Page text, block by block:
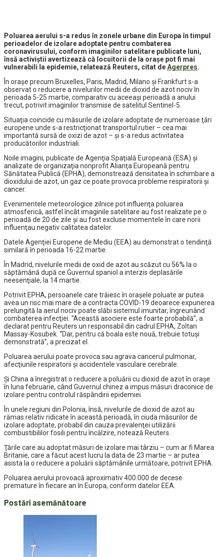
Poluarea aerului s-a redus în zonele urbane din Europa în timpul
perioadelor de izolare adoptate pentru combaterea
coronavirusului, conform imaginilor satelitare publicate luni,
însă activiştii avertizează că locuitorii de la oraşe pot fi mai
vulnerabili la epidemie, relatează Reuters, citat deAgerpres.
În oraşe precum Bruxelles, Paris, Madrid, Milano şi Frankfurt s-a
observat o reducere a nivelurilor medii de dioxid de azot nociv în
perioada 5-25 martie, comparativ cu aceeaşi perioadă a anului
trecut, potrivit imaginilor transmise de satelitul Sentinel-5.
Situaţia coincide cu măsurile de izolare adoptate de numeroase ţări
europene unde s-a restricţionat transportul rutier – cea mai
importantă sursă de oxizi de azot – şi s-a redus activitatea
producătorilor industriali.
Noile imagini, publicate de Agenţia Spaţială Europeană (ESA) şi
analizate de organizaţia nonprofit Alianţa Europeană pentru
Sănătatea Publică (EPHA), demonstrează densitatea în schimbare a
dioxidului de azot, un gaz ce poate provoca probleme respiratorii şi
cancer.
Evenimentele meteorologice zilnice pot influenţa poluarea
atmosferică, astfel încât imaginile satelitare au fost realizate pe o
perioadă de 20 de zile şi au fost excluse momentele în care norii
influenţau negativ calitatea datelor.
Datele Agenţiei Europene de Mediu (EEA) au demonstrat o tendinţă
similară în perioada 16-22 martie.
În Madrid, nivelurile medii de oxid de azot au scăzut cu 56% la o
săptămână după ce Guvernul spaniol a interzis deplasările
neesenţiale, la 14 martie.
Potrivit EPHA, persoanele care trăiesc în oraşele poluate ar putea
avea un risc mai mare de a contracta COVID-19 deoarece expunerea
prelungită la aerul nociv poate slăbi sistemul imunitar, îngreunând
combaterea infecţiei. “Această asociere este foarte probabilă”, a
declarat pentru Reuters un responsabil din cadrul EPHA, Zoltan
Massay-Kosubek. “Dar, pentru că boala este nouă, trebuie totuşi
demonstrată”, a precizat el.
Poluarea aerului poate provoca sau agrava cancerul pulmonar,
afecţiunile respiratorii şi accidentele vasculare cerebrale.
Şi China a înregistrat o reducere a poluării cu dioxid de azot în oraşe
în luna februarie, când Guvernul chinez a impus măsuri draconice de
izolare pentru controlul răspândirii epidemiei.
În unele regiuni din Polonia, însă, nivelurile de dioxid de azot au
rămas relativ ridicate în această perioadă, în ciuda măsurilor de
izolare adoptate, probabil din cauza prevalenţei utilizării
combustibililor fosili pentru încălzire, notează Reuters.
Ţările care au adoptat măsuri de izolare mai târziu – cum ar fi Marea
Britanie, care a făcut acest lucru la data de 23 martie – ar putea
asista la o reducere a poluării săptămânile următoare, potrivit EPHA.
Poluarea aerului provoacă aproximativ 400.000 de decese
premature în fiecare an în Europa, conform datelor EEA.
Postări asemănătoare